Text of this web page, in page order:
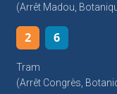
(arrêt Madou,
2 6
Tram
(arrêt Congrès,